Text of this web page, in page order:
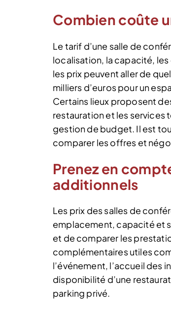
Combien coûte
Le tarif d’une salle de
localisation, la capacité,
les prix peuvent aller de
milliers d’euros pour un
Certains lieux proposent
restauration et les services
gestion de budget. Il est
comparer les offres et
Prenez en
additionnels
Les prix des salles de
emplacement, capacité et
et de comparer les
complémentaires utiles
l’événement, l’accueil des
disponibilité d’une
parking privé.